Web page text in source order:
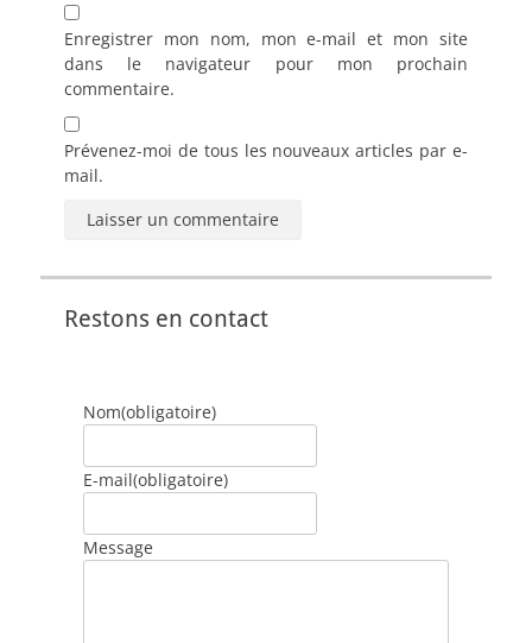
Enregistrer mon nom, mon e-mail et mon site
dans le navigateur pour mon prochain
commentaire.
Prévenez-moi de tous les nouveaux articles par e-
mail.
Restons en contact
Nom(obligatoire)
E-mail(obligatoire)
Message